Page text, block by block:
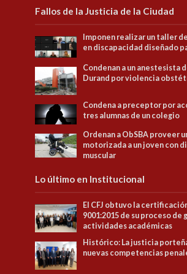
Fallos de la Justicia de la Ciudad
Imponen realizar un taller
en discapacidad diseñado
Condenan a un anestesista
Durand por violencia
Condena a preceptor por
tres alumnas de un colegio
Ordenan a ObSBA proveer
motorizada a un joven con
muscular
Lo último en Institucional
El CFJ obtuvo la
9001:2015 de su proceso de
actividades académicas
Histórico: La justicia
nuevas competencias